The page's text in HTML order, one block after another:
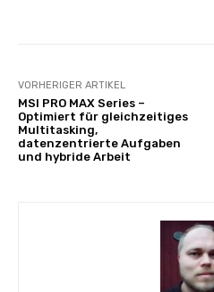
VORHERIGER ARTIKEL
MSI PRO MAX Series –
Optimiert für gleichzeitiges
Multitasking,
datenzentrierte Aufgaben
und hybride Arbeit